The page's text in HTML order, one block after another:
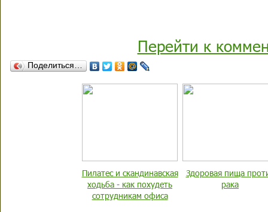
Перейти к
Поделиться…
Пилатес и скандинавская
ходьба - как похудеть
сотрудникам офиса
Здоровая пища
рака